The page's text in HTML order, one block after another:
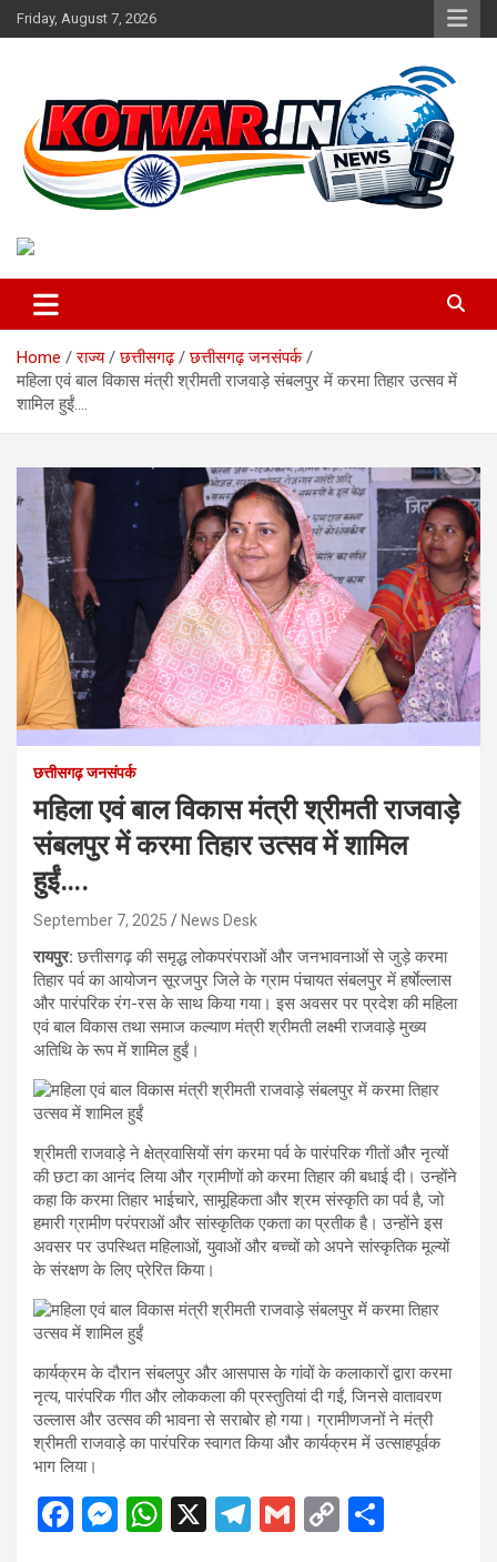
Skip
to
Friday, August 7, 2026
kotwar.in
Home राज्य छत्तीसगढ़
छत्तीसगढ़ जनसंपर्क
महिला एवं बाल विकास मंत्री श्रीमती राजवाड़े संबलपुर में करमा तिहार उत्सव में
शामिल हुईं….
छत्तीसगढ़ जनसंपर्क
महिला एवं बाल विकास मंत्री श्रीमती राजवाड़े
संबलपुर में करमा तिहार उत्सव में शामिल
हुईं….
September 7, 2025 News Desk
रायपुर:छत्तीसगढ़ की समृद्ध लोकपरंपराओं और जनभावनाओं से जुड़े करमा
तिहार पर्व का आयोजन सूरजपुर जिले के ग्राम पंचायत संबलपुर में हर्षाेल्लास
और पारंपरिक रंग-रस के साथ किया गया। इस अवसर पर प्रदेश की महिला
एवं बाल विकास तथा समाज कल्याण मंत्री श्रीमती लक्ष्मी राजवाड़े मुख्य
अतिथि के रूप में शामिल हुईं।
श्रीमती राजवाड़े ने क्षेत्रवासियों संग करमा पर्व के पारंपरिक गीतों और नृत्यों
की छटा का आनंद लिया और ग्रामीणों को करमा तिहार की बधाई दी। उन्होंने
कहा कि करमा तिहार भाईचारे, सामूहिकता और श्रम संस्कृति का पर्व है, जो
हमारी ग्रामीण परंपराओं और सांस्कृतिक एकता का प्रतीक है। उन्होंने इस
अवसर पर उपस्थित महिलाओं, युवाओं और बच्चों को अपने सांस्कृतिक मूल्यों
के संरक्षण के लिए प्रेरित किया।
कार्यक्रम के दौरान संबलपुर और आसपास के गांवों के कलाकारों द्वारा करमा
नृत्य, पारंपरिक गीत और लोककला की प्रस्तुतियां दी गईं, जिनसे वातावरण
उल्लास और उत्सव की भावना से सराबोर हो गया। ग्रामीणजनों ने मंत्री
श्रीमती राजवाड़े का पारंपरिक स्वागत किया और कार्यक्रम में उत्साहपूर्वक
भाग लिया।
F
M W X
T
G
C